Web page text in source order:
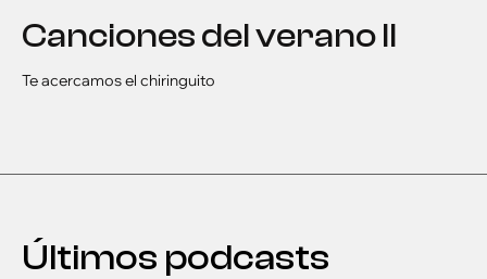
canciones del verano ll
Te acercamos el chiringuito
Últimos podcasts